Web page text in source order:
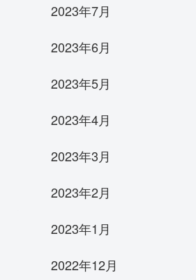
2023年7月
2023年6月
2023年5月
2023年4月
2023年3月
2023年2月
2023年1月
2022年12月